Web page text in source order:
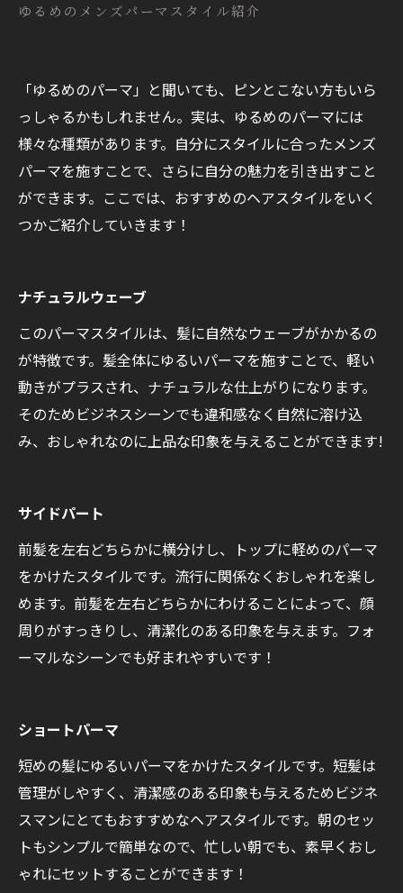
ゆるめのメンズパーマスタイル紹介
「ゆるめのパーマ」と聞いても、ピンとこない方もいら
っしゃるかもしれません。実は、ゆるめのパーマには
様々な種類があります。自分にスタイルに合ったメンズ
パーマを施すことで、さらに自分の魅力を引き出すこと
ができます。ここでは、おすすめのヘアスタイルをいく
つかご紹介していきます！
ナチュラルウェーブ
このパーマスタイルは、髪に自然なウェーブがかかるの
が特徴です。髪全体にゆるいパーマを施すことで、軽い
動きがプラスされ、ナチュラルな仕上がりになります。
そのためビジネスシーンでも違和感なく自然に溶け込
み、おしゃれなのに上品な印象を与えることができます!
サイドパート
前髪を左右どちらかに横分けし、トップに軽めのパーマ
をかけたスタイルです。流行に関係なくおしゃれを楽し
めます。前髪を左右どちらかにわけることによって、顔
周りがすっきりし、清潔化のある印象を与えます。フォ
ーマルなシーンでも好まれやすいです！
ショートパーマ
短めの髪にゆるいパーマをかけたスタイルです。短髪は
管理がしやすく、清潔感のある印象も与えるためビジネ
スマンにとてもおすすめなヘアスタイルです。朝のセッ
トもシンプルで簡単なので、忙しい朝でも、素早くおし
ゃれにセットすることができます！